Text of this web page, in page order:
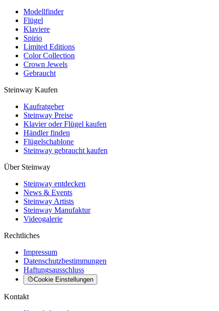
Modellfinder
Flügel
Klaviere
Spirio
Limited Editions
Color Collection
Crown Jewels
Gebraucht
Steinway Kaufen
Kaufratgeber
Steinway Preise
Klavier oder Flügel kaufen
Händler finden
Flügelschablone
Steinway gebraucht kaufen
Über Steinway
Steinway entdecken
News & Events
Steinway Artists
Steinway Manufaktur
Videogalerie
Rechtliches
Impressum
Datenschutzbestimmungen
Haftungsausschluss
Cookie Einstellungen
Kontakt